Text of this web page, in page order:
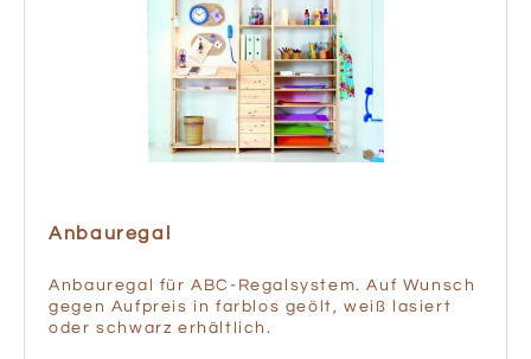
Anbauregal
Anbauregal für ABC-Regalsystem. Auf Wunsch
gegen Aufpreis in farblos geölt, weiß lasiert
oder schwarz erhältlich.